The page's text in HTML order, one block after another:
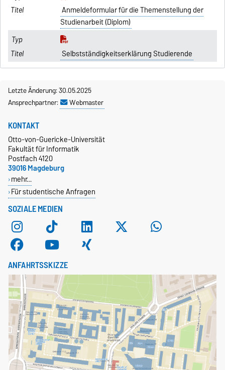
Anmeldeformular für die Themenstellung der
Studienarbeit (Diplom)
Selbstständigkeitserklärung Studierende
Letzte Änderung: 30.05.2025
Ansprechpartner:
Webmaster
SOZIALE MEDIEN
KONTAKT
Otto-von-Guericke-Universität
Fakultät für Informatik
Postfach 4120
39016 Magdeburg
mehr…
Für studentische Anfragen
ANFAHRTSSKIZZE